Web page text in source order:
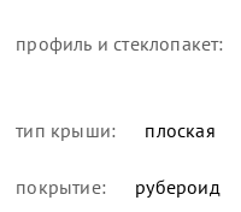
профиль и стеклопакет:
тип крыши: плоская
покрытие: рубероид